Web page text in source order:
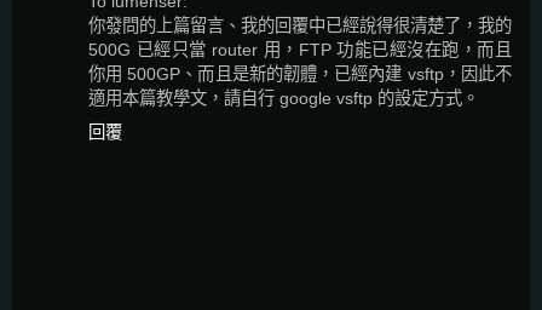
你發問的上篇留言、我的回覆中已經說得很清楚了，我的
500G 已經只當 router 用，FTP 功能已經沒在跑，而且
你用 500GP、而且是新的韌體，已經內建 vsftp，因此不
適用本篇教學文，請自行 google vsftp 的設定方式。
回覆